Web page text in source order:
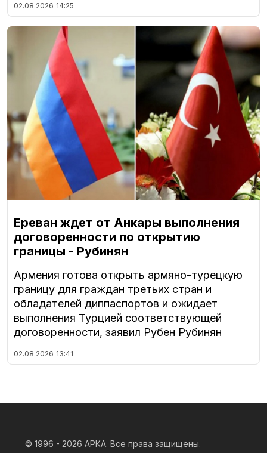
02.08.2026 14:25
Ереван ждет от Анкары выполнения
договоренности по открытию
границы - Рубинян
Армения готова открыть армяно-турецкую
границу для граждан третьих стран и
обладателей диппаспортов и ожидает
выполнения Турцией соответствующей
договоренности, заявил Рубен Рубинян
02.08.2026 13:41
© 1996 - 2026 АРКА. Все права защищены.